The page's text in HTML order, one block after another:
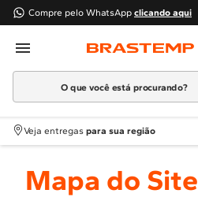
Compre pelo WhatsApp clicando aqui
Em que podemos
O que você está procurando?
Termos mais buscados
1º Geladeira
2
Fogao
Veja entregas para sua região
Mapa do Site